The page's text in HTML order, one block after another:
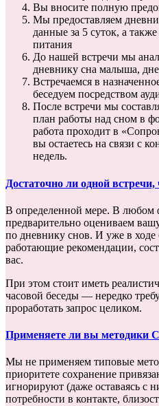
Вы вносите полную
Мы предоставляем
данные за 5 суток, а
питания
До нашей встречи мы
дневнику сна малыша,
Встречаемся в
беседуем посредством
После встречи мы
план работы над сном в
работа проходит в
вы остаетесь на связи с
недель.
Достаточно ли одной
В определенной мере. В любом
предварительно оцениваем
по дневнику снов. И уже в ходе
работающие рекомендации,
вас.
При этом стоит иметь
часовой беседы — нередко
проработать запрос целиком.
Применяете ли вы методики
Мы не применяем типовые
приоритете сохранение
игнорируют (даже оставаясь с
потребности в контакте,